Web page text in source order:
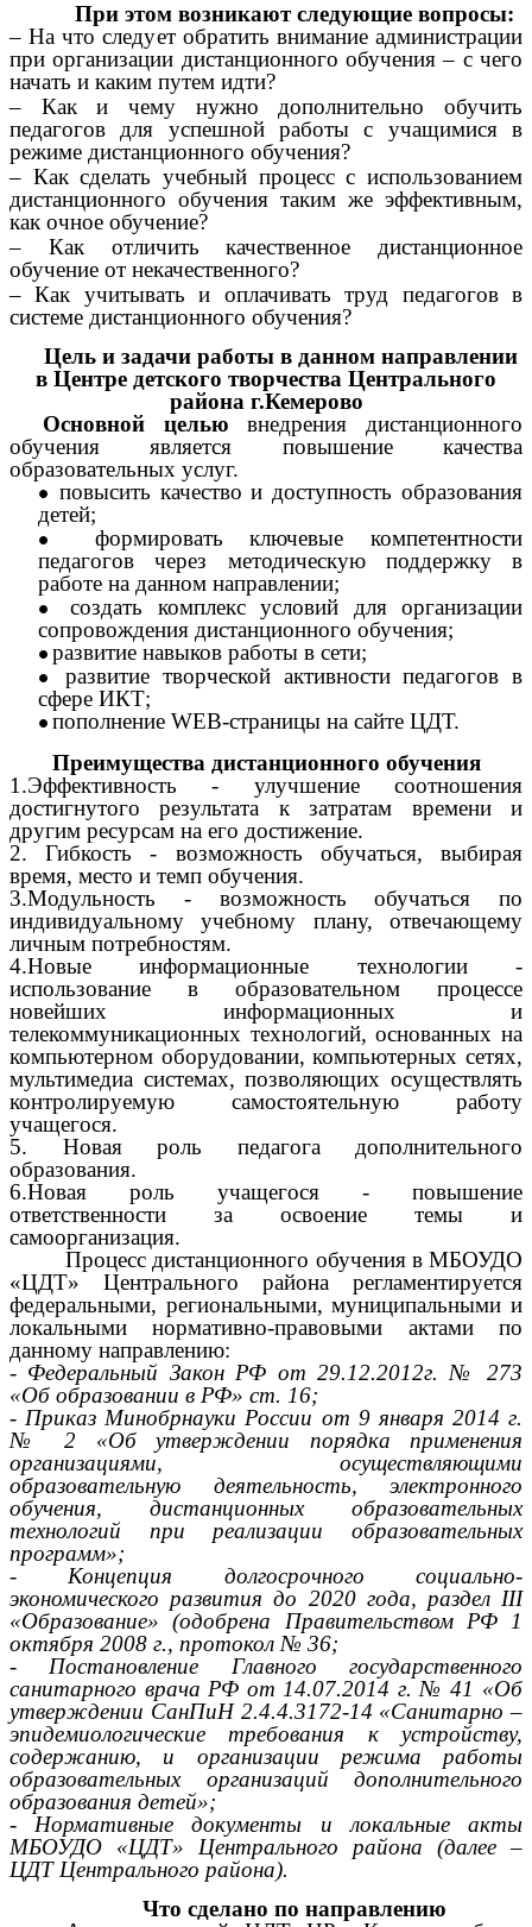
При этом возникают следующие вопросы:
– На что следует обратить внимание администрации
при организации дистанционного обучения – с чего
начать и каким путем идти?
– Как и чему нужно дополнительно обучить
педагогов для успешной работы с учащимися в
режиме дистанционного обучения?
– Как сделать учебный процесс с использованием
дистанционного обучения таким же эффективным,
как очное обучение?
– Как отличить качественное дистанционное
обучение от некачественного?
– Как учитывать и оплачивать труд педагогов в
системе дистанционного обучения?
Цель и задачи работы в данном направлении
в Центре детского творчества Центрального
района г.Кемерово
Основной целью внедрения дистанционного
обучения является повышение качества
образовательных услуг.
повысить качество и доступность образования
детей;
формировать ключевые компетентности
педагогов через методическую поддержку в
работе на данном направлении;
создать комплекс условий для организации
сопровождения дистанционного обучения;
развитие навыков работы в сети;
развитие творческой активности педагогов в
сфере ИКТ;
пополнение WEB-страницы на сайте ЦДТ.
Преимущества дистанционного обучения
1.Эффективность - улучшение соотношения
достигнутого результата к затратам времени и
другим ресурсам на его достижение.
2. Гибкость - возможность обучаться, выбирая
время, место и темп обучения.
3.Модульность - возможность обучаться по
индивидуальному учебному плану, отвечающему
личным потребностям.
4.Новые информационные технологии -
использование в образовательном процессе
новейших информационных и
телекоммуникационных технологий, основанных на
компьютерном оборудовании, компьютерных сетях,
мультимедиа системах, позволяющих осуществлять
контролируемую самостоятельную работу
учащегося.
5. Новая роль педагога дополнительного
образования.
6.Новая роль учащегося - повышение
ответственности за освоение темы и
самоорганизация.
Процесс дистанционного обучения в МБОУДО
«ЦДТ» Центрального района регламентируется
федеральными, региональными, муниципальными и
локальными нормативно-правовыми актами по
данному направлению:
- Федеральный Закон РФ от 29.12.2012г. № 273
«Об образовании в РФ» ст. 16;
- Приказ Минобрнауки России от 9 января 2014 г.
№ 2 «Об утверждении порядка применения
организациями, осуществляющими
образовательную деятельность, электронного
обучения, дистанционных образовательных
технологий при реализации образовательных
программ»;
- Концепция долгосрочного социально-
экономического развития до 2020 года, раздел III
«Образование» (одобрена Правительством РФ 1
октября 2008 г., протокол № 36;
- Постановление Главного государственного
санитарного врача РФ от 14.07.2014 г. № 41 «Об
утверждении СанПиН 2.4.4.3172-14 «Санитарно –
эпидемиологические требования к устройству,
содержанию, и организации режима работы
образовательных организаций дополнительного
образования детей»;
- Нормативные документы и локальные акты
МБОУДО «ЦДТ» Центрального района (далее –
ЦДТ Центрального района).
Что сделано по направлению